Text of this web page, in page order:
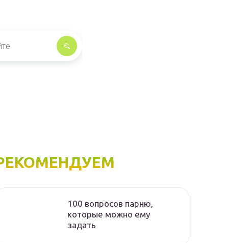
100 вопросов парню,
которые можно ему
задать